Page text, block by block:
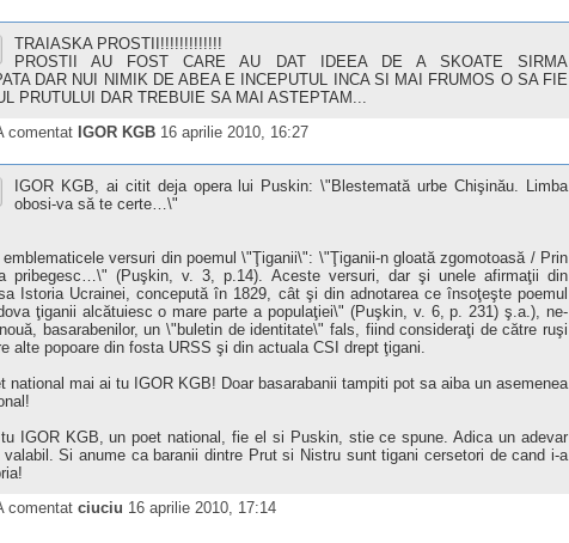
TRAIASKA PROSTII!!!!!!!!!!!!!
PROSTII AU FOST CARE AU DAT IDEEA DE A SKOATE SIRMA
DAR NUI NIMIK DE ABEA E INCEPUTUL INCA SI MAI FRUMOS O SA FIE
PRUTULUI DAR TREBUIE SA MAI ASTEPTAM...
comentat IGOR KGB 16 aprilie 2010, 16:27
IGOR KGB, ai citit deja opera lui Puskin: \"Blestemată urbe Chişinău. Limba
obosi-va să te certe…\"
versuri din poemul \"Ţiganii\": \"Ţiganii-n gloată zgomotoasă / Prin
pribegesc…\" (Puşkin, v. 3, p.14). Aceste versuri, dar şi unele afirmaţii din
Istoria Ucrainei, concepută în 1829, cât şi din adnotarea ce însoţeşte poemul
ţiganii alcătuiesc o mare parte a populaţiei\" (Puşkin, v. 6, p. 231) ş.a.), ne-
basarabenilor, un \"buletin de identitate\" fals, fiind consideraţi de către ruşi
alte popoare din fosta URSS şi din actuala CSI drept ţigani.
national mai ai tu IGOR KGB! Doar basarabanii tampiti pot sa aiba un asemenea
IGOR KGB, un poet national, fie el si Puskin, stie ce spune. Adica un adevar
valabil. Si anume ca baranii dintre Prut si Nistru sunt tigani cersetori de cand i-a
comentat ciuciu 16 aprilie 2010, 17:14